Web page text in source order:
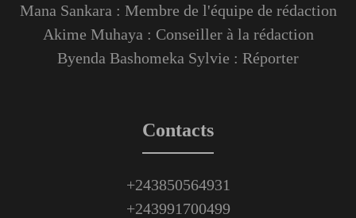
Mana Sankara : Membre de l'équipe de rédaction
Akime Muhaya : Conseiller à la rédaction
Byenda Bashomeka Sylvie : Réporter
Contacts
+243850564931
+243991700499